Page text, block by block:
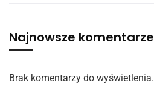
Najnowsze komentarze
Brak komentarzy do wyświetlenia.